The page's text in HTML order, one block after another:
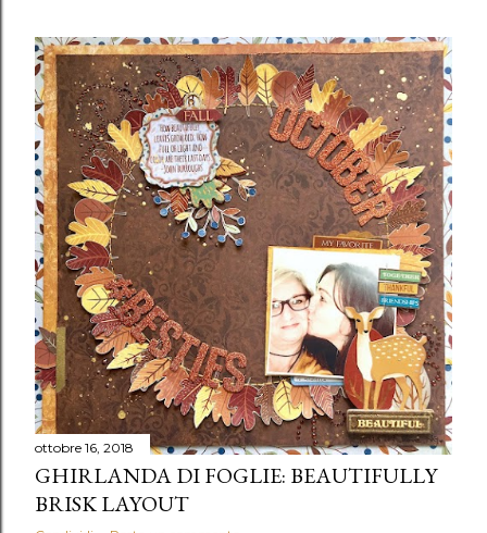
ottobre 16, 2018
GHIRLANDA DI FOGLIE: BEAUTIFULLY
BRISK LAYOUT